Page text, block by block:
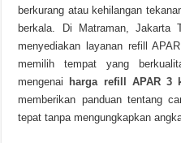
berkurang atau kehilangan
berkala. Di Matraman, Jakarta
menyediakan layanan refill
memilih tempat yang
mengenai
harga refill APAR 3
memberikan panduan tentang
tepat tanpa mengungkapkan